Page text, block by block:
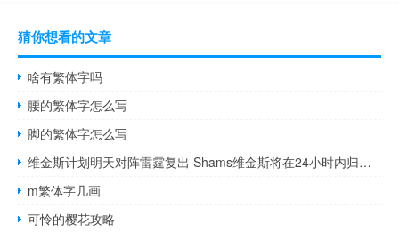
猜你想看的文章
啥有繁体字吗
腰的繁体字怎么写
脚的繁体字怎么写
维金斯计划明天对阵雷霆复出 Shams维金斯将在24小时内归队不太可能出战明日比赛
m繁体字几画
可怜的樱花攻略